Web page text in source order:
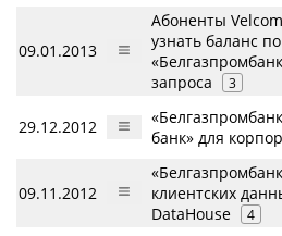
09.01.2013
Абоненты
узнать баланс
запроса
3
29.12.2012
банк» для
09.11.2012
клиентских
DataHouse
4